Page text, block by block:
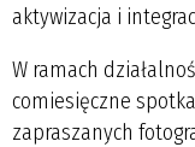
aktywizacja i
W ramach
comiesięczne
zapraszanych